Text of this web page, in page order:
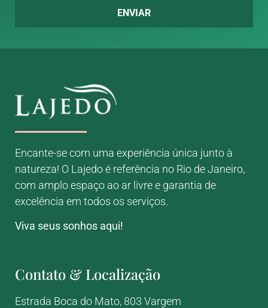
ENVIAR
Encante-se com uma experiência única junto à
natureza! O Lajedo é referência no Rio de Janeiro,
com amplo espaço ao ar livre e garantia de
excelência em todos os serviços.
Viva seus sonhos aqui!
Contato & Localização
Estrada Boca do Mato, 803 Vargem